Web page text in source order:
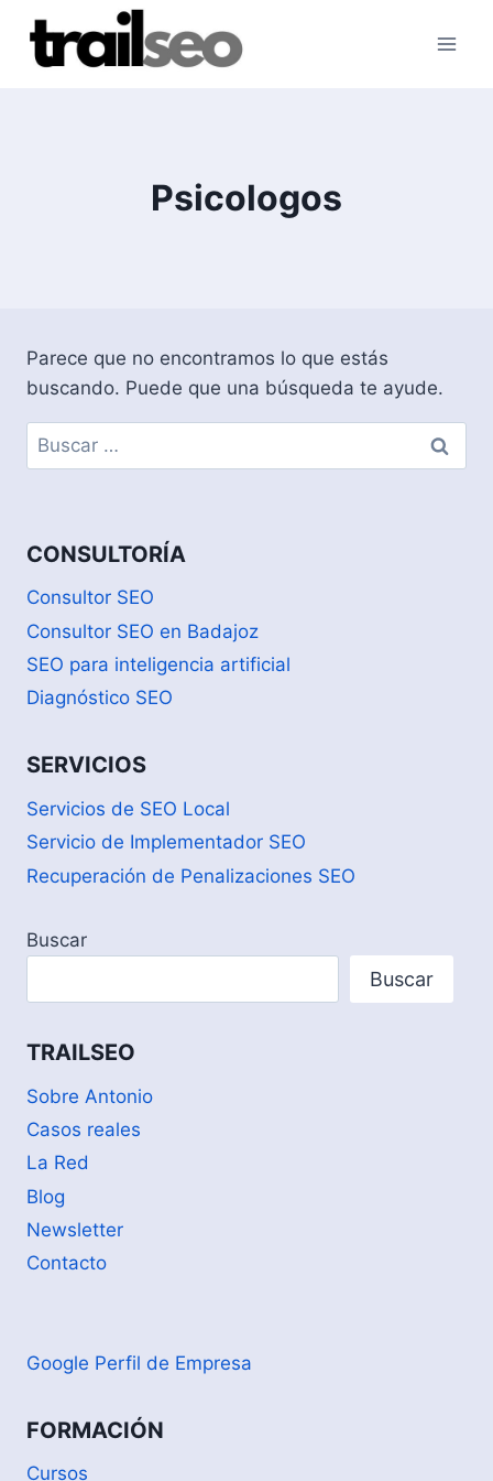
Saltar
contenido
Psicologos
Parece que no encontramos lo que estás
buscando. Puede que una búsqueda te ayude.
Buscar:
CONSULTORÍA
Consultor SEO
Consultor SEO en Badajoz
SEO para inteligencia artificial
Diagnóstico SEO
SERVICIOS
Servicios de SEO Local
Servicio de Implementador SEO
Recuperación de Penalizaciones SEO
Buscar
Buscar
TRAILSEO
Sobre Antonio
Casos reales
La Red
Blog
Newsletter
Contacto
Google Perfil de Empresa
FORMACIÓN
Cursos